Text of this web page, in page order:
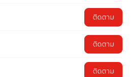
ติดตาม
ติดตาม
ติดตาม